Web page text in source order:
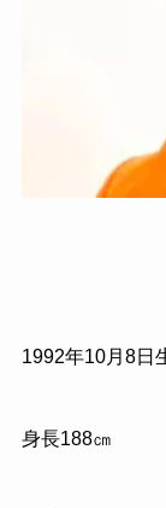
1992年10月 8日
身長188㎝